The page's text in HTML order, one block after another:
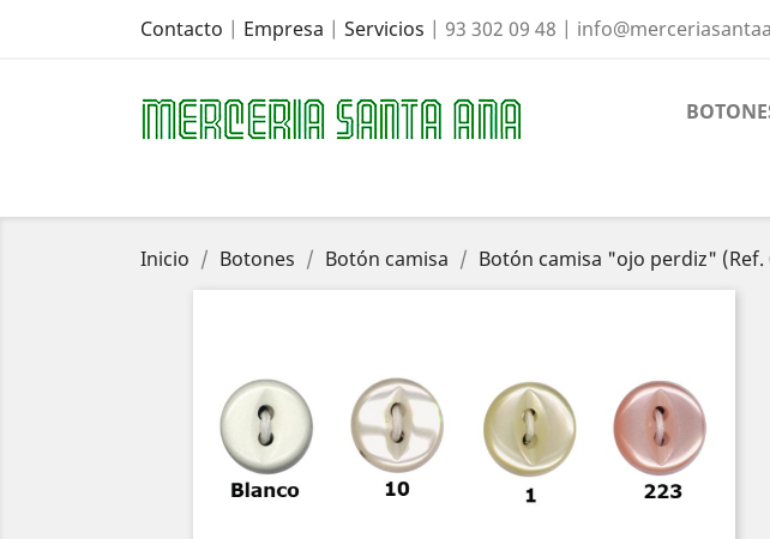
Contacto | Empresa | Servicios | 93 302 09 48 |
Inicio Botones Botón camisa Botón camisa "ojo perdiz" (Ref.